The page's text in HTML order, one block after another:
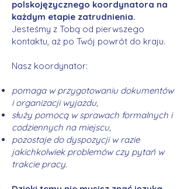
polskojęzycznego koordynatora na
każdym etapie zatrudnienia.
Jesteśmy z Tobą od pierwszego
kontaktu, aż po Twój powrót do kraju.
Nasz koordynator:
pomaga w przygotowaniu dokumentów
i organizacji wyjazdu,
służy pomocą w sprawach formalnych i
codziennych na miejscu,
pozostaje do dyspozycji w razie
jakichkolwiek problemów czy pytań w
trakcie pracy.